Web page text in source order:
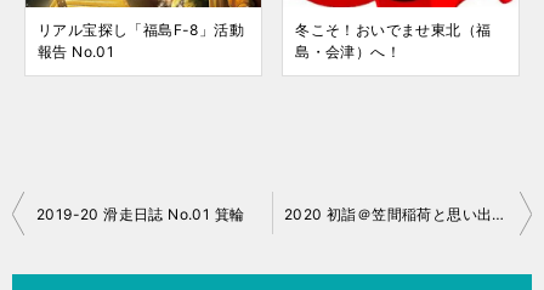
リアル宝探し「福島F-8」活動
報告 No.01
冬こそ！おいでませ東北（福
島・会津）へ！
投
2019-20 滑走日誌 No.01 箕輪 2020 初詣＠笠間稲荷と思い出巡り